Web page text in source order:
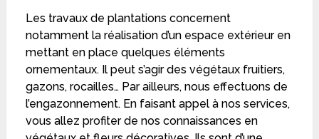
Les travaux de plantations concernent
notamment la réalisation d’un espace extérieur en
mettant en place quelques éléments
ornementaux. Il peut s’agir des végétaux fruitiers,
gazons, rocailles… Par ailleurs, nous effectuons de
l’engazonnement. En faisant appel à nos services,
vous allez profiter de nos connaissances en